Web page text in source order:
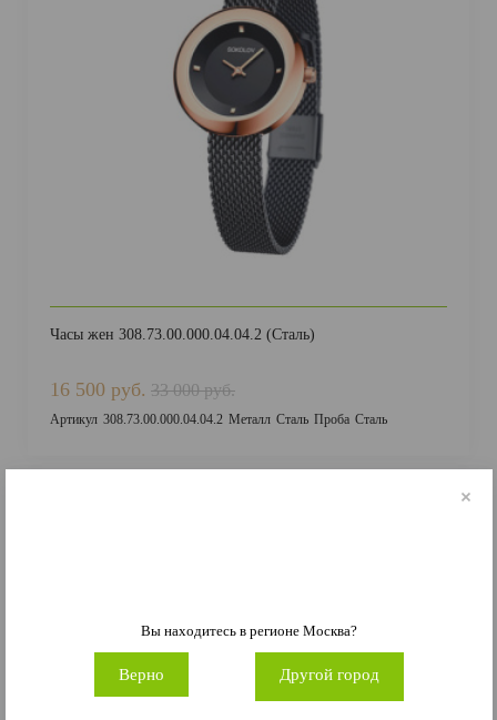
Часы жен 308.73.00.000.04.04.2 (Сталь)
16 500 руб. 33 000 руб.
Артикул 308.73.00.000.04.04.2 Металл Сталь Проба Сталь
Вы находитесь в регионе Москва?
Верно Другой город